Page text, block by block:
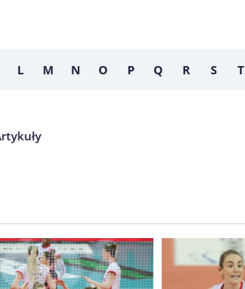
L M N O P Q R S T
Artykuły